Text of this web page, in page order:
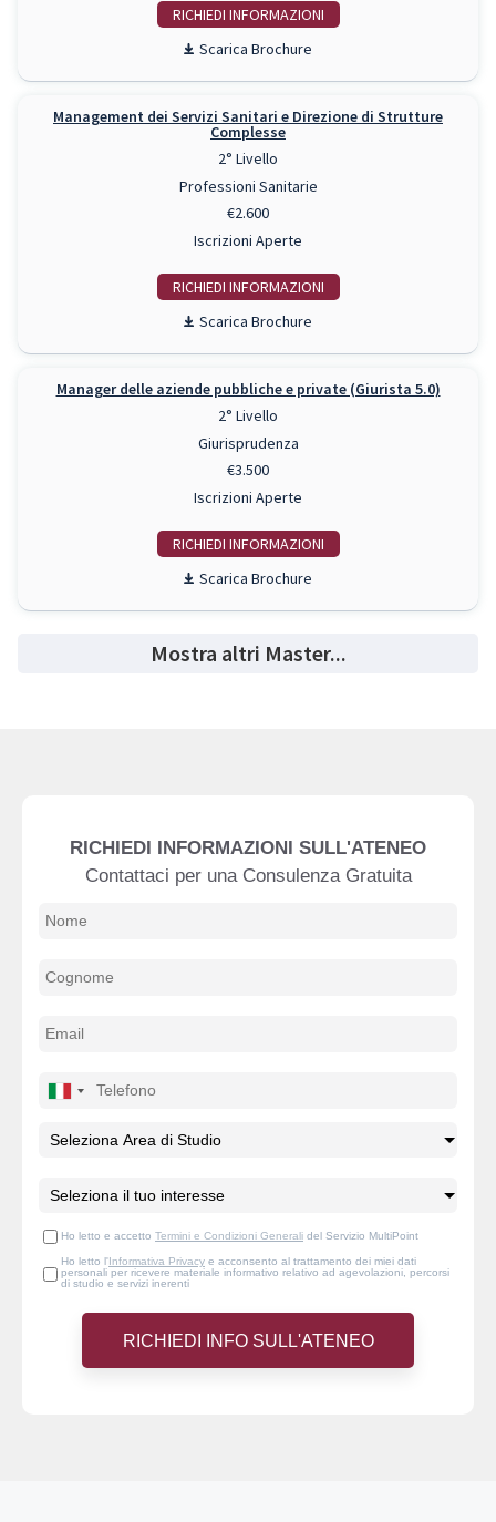
RICHIEDI INFO
Scarica Brochure
Management dei Servizi Sanitari e Direzione di Strutture
Complesse
2° Livello
Professioni Sanitarie
€2.600
Iscrizioni Aperte
RICHIEDI INFO
Scarica Brochure
Manager delle aziende pubbliche e private (Giurista 5.0)
2° Livello
Giurisprudenza
€3.500
Iscrizioni Aperte
RICHIEDI INFO
Scarica Brochure
Mostra altri Master...
RICHIEDI INFORMAZIONI SULL'ATENEO
Contattaci per una Consulenza Gratuita
Ho letto e accetto Termini e Condizioni Generali del Servizio MultiPoint
Ho letto l' Informativa Privacy e acconsento al trattamento dei miei dati
personali per ricevere materiale informativo relativo ad agevolazioni, percorsi
di studio e servizi inerenti